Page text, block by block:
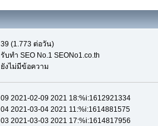
39 (1.773 ต่อวัน)
รับทำ SEO No.1 SEONo1.co.th
ยังไม่มีข้อความ
09 2021-02-09 2021 18:%i:1612921334
04 2021-03-04 2021 11:%i:1614881575
03 2021-03-03 2021 17:%i:1614817956